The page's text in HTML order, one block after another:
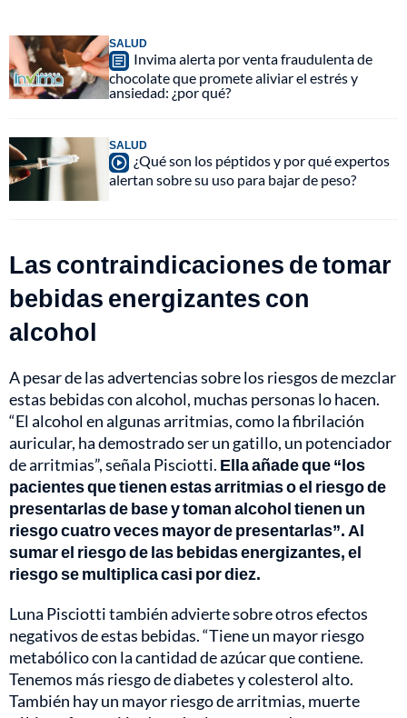
SALUD
Invima alerta por venta fraudulenta de
chocolate que promete aliviar el estrés y
ansiedad: ¿por qué?
SALUD
¿Qué son los péptidos y por qué expertos
alertan sobre su uso para bajar de peso?
Las contraindicaciones de tomar
bebidas energizantes con
alcohol
A pesar de las advertencias sobre los riesgos de mezclar
estas bebidas con alcohol, muchas personas lo hacen.
“El alcohol en algunas arritmias, como la fibrilación
auricular, ha demostrado ser un gatillo, un potenciador
de arritmias”, señala Pisciotti. Ella añade que “los
pacientes que tienen estas arritmias o el riesgo de
presentarlas de base y toman alcohol tienen un
riesgo cuatro veces mayor de presentarlas”. Al
sumar el riesgo de las bebidas energizantes, el
riesgo se multiplica casi por diez.
Luna Pisciotti también advierte sobre otros efectos
negativos de estas bebidas. “Tiene un mayor riesgo
metabólico con la cantidad de azúcar que contiene.
Tenemos más riesgo de diabetes y colesterol alto.
También hay un mayor riesgo de arritmias, muerte